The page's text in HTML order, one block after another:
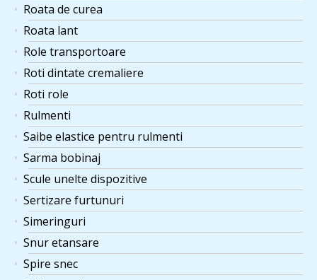
Roata de curea
Roata lant
Role transportoare
Roti dintate cremaliere
Roti role
Rulmenti
Saibe elastice pentru rulmenti
Sarma bobinaj
Scule unelte dispozitive
Sertizare furtunuri
Simeringuri
Snur etansare
Spire snec